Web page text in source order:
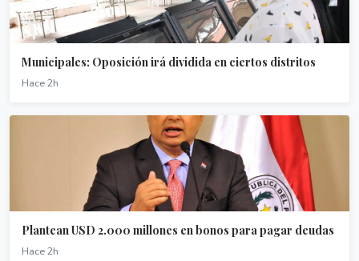
Municipales: Oposición irá dividida en ciertos distritos
Hace 2h
Plantean USD 2.000 millones en bonos para pagar deudas
Hace 2h